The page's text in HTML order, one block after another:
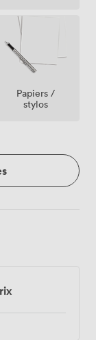
Papiers /
stylos